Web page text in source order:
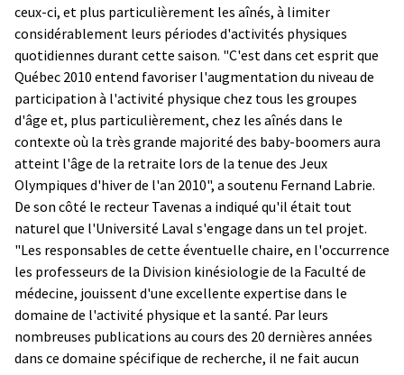
ceux-ci, et plus particulièrement les aînés, à limiter
considérablement leurs périodes d'activités physiques
quotidiennes durant cette saison. "C'est dans cet esprit que
Québec 2010 entend favoriser l'augmentation du niveau de
participation à l'activité physique chez tous les groupes
d'âge et, plus particulièrement, chez les aînés dans le
contexte où la très grande majorité des baby-boomers aura
atteint l'âge de la retraite lors de la tenue des Jeux
Olympiques d'hiver de l'an 2010", a soutenu Fernand Labrie.
De son côté le recteur Tavenas a indiqué qu'il était tout
naturel que l'Université Laval s'engage dans un tel projet.
"Les responsables de cette éventuelle chaire, en l'occurrence
les professeurs de la Division kinésiologie de la Faculté de
médecine, jouissent d'une excellente expertise dans le
domaine de l'activité physique et la santé. Par leurs
nombreuses publications au cours des 20 dernières années
dans ce domaine spécifique de recherche, il ne fait aucun